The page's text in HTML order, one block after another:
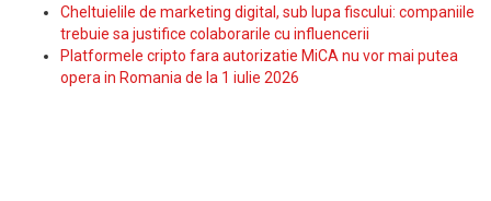
Cheltuielile de marketing digital, sub lupa fiscului: companiile
trebuie sa justifice colaborarile cu influencerii
Platformele cripto fara autorizatie MiCA nu vor mai putea
opera in Romania de la 1 iulie 2026